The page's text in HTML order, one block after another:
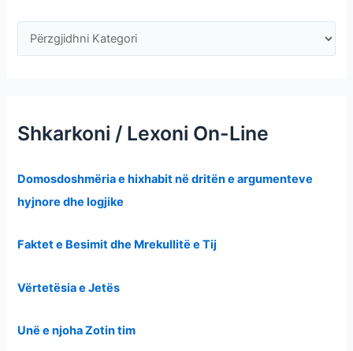
Shkarkoni / Lexoni On-Line
Domosdoshmëria e hixhabit në dritën e argumenteve
hyjnore dhe logjike
Faktet e Besimit dhe Mrekullitë e Tij
Vërtetësia e Jetës
Unë e njoha Zotin tim